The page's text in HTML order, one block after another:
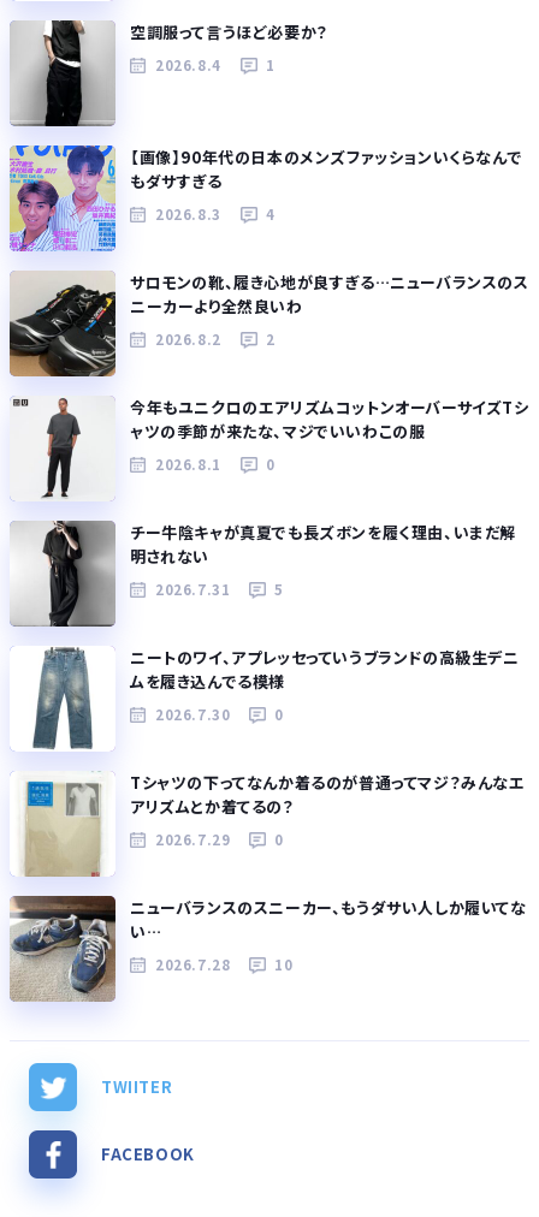
空調服って言うほど必要か？
2026.8.4 1
【画像】90年代の日本のメンズファッションいくらなんで
もダサすぎる
2026.8.3 4
サロモンの靴、履き心地が良すぎる…ニューバランスのス
ニーカーより全然良いわ
2026.8.2 2
今年もユニクロのエアリズムコットンオーバーサイズTシ
ャツの季節が来たな、マジでいいわこの服
2026.8.1 0
チー牛陰キャが真夏でも長ズボンを履く理由、いまだ解
明されない
2026.7.31 5
ニートのワイ、アプレッセっていうブランドの高級生デニ
ムを履き込んでる模様
2026.7.30 0
Tシャツの下ってなんか着るのが普通ってマジ？みんなエ
アリズムとか着てるの？
2026.7.29 0
ニューバランスのスニーカー、もうダサい人しか履いてな
い…
2026.7.28 10
TWIITER
FACEBOOK